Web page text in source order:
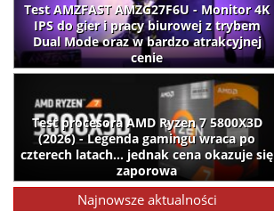
Test AMZFAST AMZG27F6U - Monitor 4K
IPS do gier i pracy biurowej z trybem
Dual Mode oraz w bardzo atrakcyjnej
cenie
Test procesora AMD Ryzen 7 5800X3D
(2026) - Legenda gamingu wraca po
czterech latach... jednak cena okazuje się
zaporowa
Najnowsze aktualności